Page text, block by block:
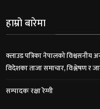
हाम्रो बारेमा
क्लाउड पत्रिका नेपालको विश्वसनीय
विदेशका ताजा समाचार, विश्लेषण र
सम्पादकः रक्षा रेग्मी